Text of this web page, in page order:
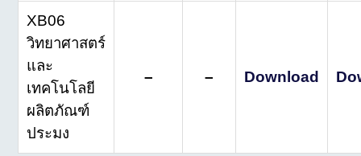
XB06
วิทยาศาสตร์
และ
เทคโนโลยี
ผลิตภัณฑ์
ประมง
– – Download